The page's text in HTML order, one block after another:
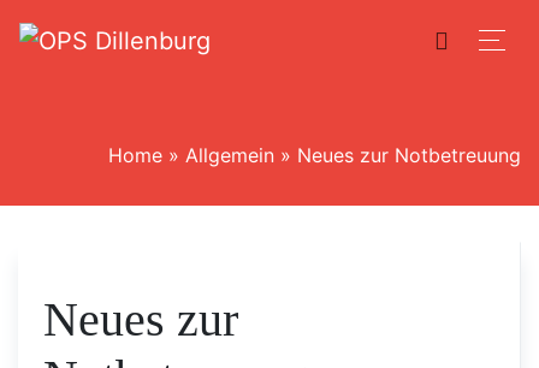
Home » Allgemein » Neues zur Notbetreuung
Neues zur